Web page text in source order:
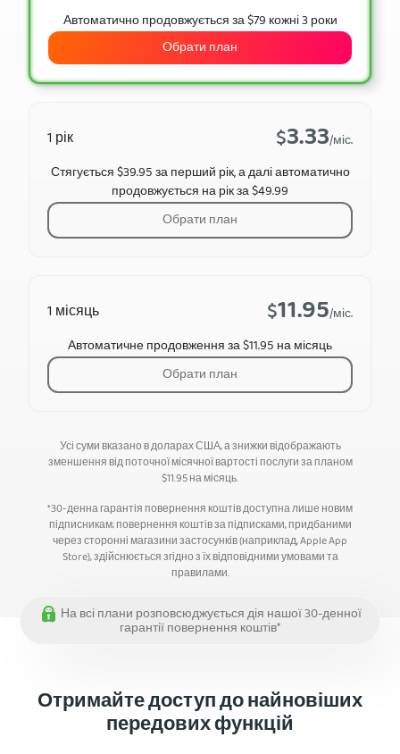
1 місяць $11.95/міс.
Автоматичне продовження за $11.95 на місяць
Обрати план
Автоматично продовжується за $79 кожні 3 роки
Обрати план
1 рік $3.33/міс.
Стягується $39.95 за перший рік, а далі автоматично
продовжується на рік за $49.99
Обрати план
Усі суми вказано в доларах США, а знижки відображають
зменшення від поточної місячної вартості послуги за планом
$11.95на місяць.
*30-денна гарантія повернення коштів доступна лише новим
підписникам; повернення коштів за підписками, придбаними
через сторонні магазини застосунків (наприклад, Apple App
Store), здійснюється згідно з їх відповідними умовами та
правилами.
На всі плани розповсюджується дія нашої 30-денної
гарантії повернення коштів*
Отримайте доступ до найновіших
передових функцій